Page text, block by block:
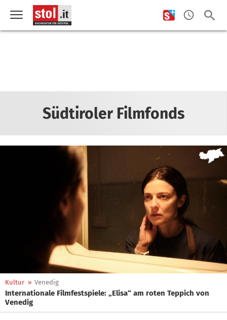
Südtiroler Filmfonds
Kultur » Venedig
Internationale Filmfestspiele: „Elisa“ am roten Teppich von
Venedig